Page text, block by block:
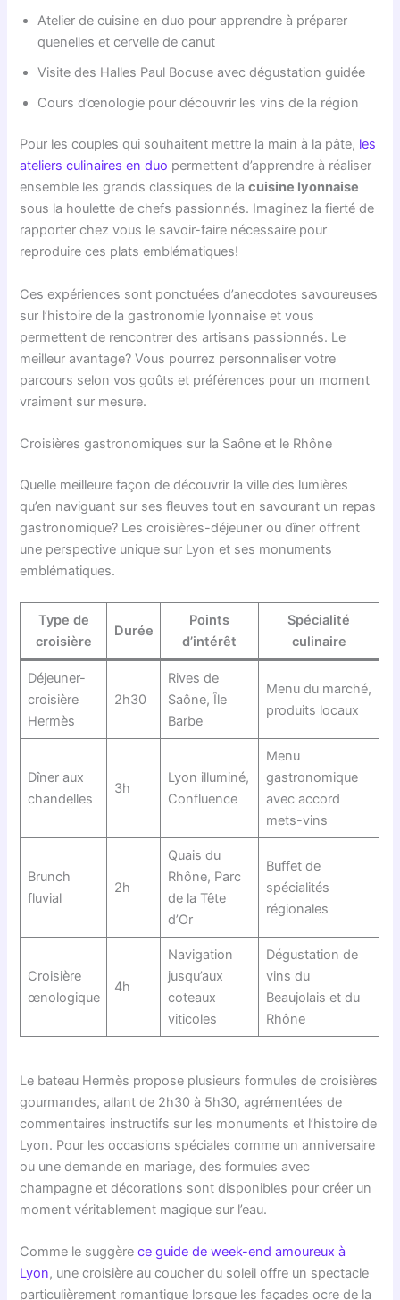
Atelier de cuisine en duo pour apprendre à préparer
quenelles et cervelle de canut
Visite des Halles Paul Bocuse avec dégustation guidée
Cours d’œnologie pour découvrir les vins de la région
Pour les couples qui souhaitent mettre la main à la pâte, les
ateliers culinaires en duo permettent d’apprendre à réaliser
ensemble les grands classiques de lacuisine lyonnaise
sous la houlette de chefs passionnés. Imaginez la fierté de
rapporter chez vous le savoir-faire nécessaire pour
reproduire ces plats emblématiques!
Ces expériences sont ponctuées d’anecdotes savoureuses
sur l’histoire de la gastronomie lyonnaise et vous
permettent de rencontrer des artisans passionnés. Le
meilleur avantage? Vous pourrez personnaliser votre
parcours selon vos goûts et préférences pour un moment
vraiment sur mesure.
Croisières gastronomiques sur la Saône et le Rhône
Quelle meilleure façon de découvrir la ville des lumières
qu’en naviguant sur ses fleuves tout en savourant un repas
gastronomique? Les croisières-déjeuner ou dîner offrent
une perspective unique sur Lyon et ses monuments
emblématiques.
Type de
croisière
Durée
Points
d’intérêt
Spécialité
culinaire
Déjeuner-
croisière
Hermès
2h30
Rives de
Saône, Île
Barbe
Menu du marché,
produits locaux
Dîner aux
chandelles
3h
Lyon illuminé,
Confluence
Menu
gastronomique
avec accord
mets-vins
Brunch
fluvial
2h
Quais du
Rhône, Parc
de la Tête
d’Or
Buffet de
spécialités
régionales
Croisière
œnologique
4h
Navigation
jusqu’aux
coteaux
viticoles
Dégustation de
vins du
Beaujolais et du
Rhône
Le bateau Hermès propose plusieurs formules de croisières
gourmandes, allant de 2h30 à 5h30, agrémentées de
commentaires instructifs sur les monuments et l’histoire de
Lyon. Pour les occasions spéciales comme un anniversaire
ou une demande en mariage, des formules avec
champagne et décorations sont disponibles pour créer un
moment véritablement magique sur l’eau.
Comme le suggèrece guide de week-end amoureux à
Lyon, une croisière au coucher du soleil offre un spectacle
particulièrement romantique lorsque les façades ocre de la